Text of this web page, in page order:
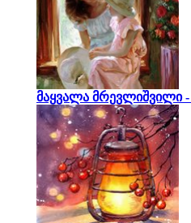
მაყვალა მრევლიშვილი